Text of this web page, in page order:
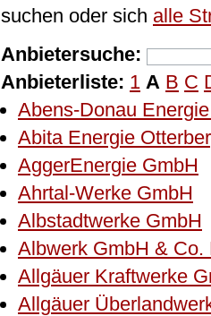
suchen oder sich alle
Anbietersuche:
Anbieterliste: 1 A B C
Abens-Donau
Abita Energie
AggerEnergie GmbH
Ahrtal-Werke GmbH
Albstadtwerke GmbH
Albwerk GmbH & Co.
Allgäuer Kraftwerke
Allgäuer